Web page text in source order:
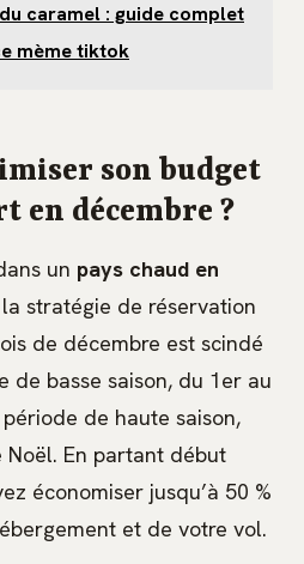
caramel : guide complet
mème tiktok
son budget
en décembre ?
un pays chaud en
la stratégie de réservation
de décembre est scindé
de basse saison, du 1er au
de haute saison,
En partant début
économiser jusqu’à 50 %
et de votre vol.